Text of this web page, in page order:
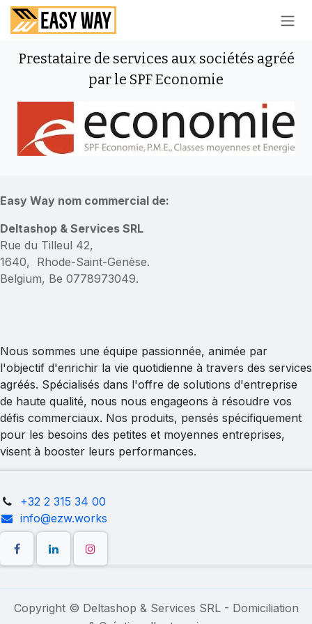
SE RENDRE AU CONTENU
Prestataire de services aux sociétés agréé
par le SPF Economie
Easy Way nom commercial de:
Deltashop & Services SRL
Rue du Tilleul 42,
1640, Rhode-Saint-Genèse.
Belgium, Be 0778973049.
Nous sommes une équipe passionnée, animée par
l'objectif d'enrichir la vie quotidienne à travers des services
agréés. Spécialisés dans l'offre de solutions d'entreprise
de haute qualité, nous nous engageons à résoudre vos
défis commerciaux. Nos produits, pensés spécifiquement
pour les besoins des petites et moyennes entreprises,
visent à booster leurs performances.
+32 2 315 34 00
info@ezw.works
Copyright © Deltashop & Services SRL - Domiciliation